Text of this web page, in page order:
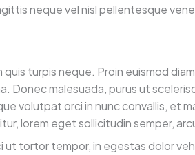
neque vel nisl pellentesque
quis turpis neque. Proin euismod
Donec malesuada, purus ut
volutpat orci in nunc convallis, et
lorem eget sollicitudin semper,
ut tortor tempor, in egestas dolor